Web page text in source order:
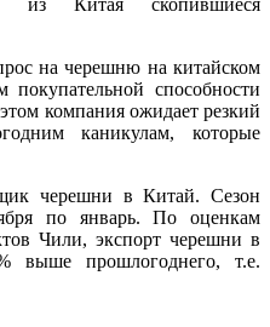
из Китая скопившиеся
на черешню на китайском
покупательной способности
компания ожидает резкий
каникулам, которые
черешни в Китай. Сезон
по январь. По оценкам
Чили, экспорт черешни в
выше прошлогоднего, т.е.